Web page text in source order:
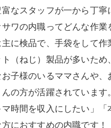
なスタッフが一から丁寧
ワの内職ってどんな作
に検品で、手袋をして作
ト（ねじ）製品が多いた
子様のいるママさんや
の方が活躍されています。
マ時間を収入にしたい」
におすすめの内職です！